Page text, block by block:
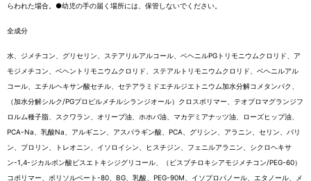
らわれた場合。●幼児の手の届く場所には、保管しないでください。
全成分
水、ジメチコン、グリセリン、ステアリルアルコール、ベヘニルPGトリモニウムクロリド、ア
モジメチコン、ベヘントリモニウムクロリド、ステアルトリモニウムクロリド、ベヘニルアル
コール、エチルヘキサン酸セチル、セテアラミドエチルジエトニウム加水分解コメタンパク、
（加水分解シルク/PGプロピルメチルシランジオール）クロスポリマー、テオブロマグランジフ
ロルム種子脂、スクワラン、オリーブ油、ホホバ油、マカデミアナッツ油、ローズヒップ油、
PCA-Na、乳酸Na、アルギニン、アスパラギン酸、PCA、グリシン、アラニン、セリン、バリ
ン、プロリン、トレオニン、イソロイシン、ヒスチジン、フェニルアラニン、シクロヘキサ
ン-1,4-ジカルボン酸ビスエトキシジグリコール、（ビスブチロキシアモジメチコン/PEG-60）
コポリマー、ポリソルベート-80、BG、乳酸、PEG-90M、イソプロパノール、エタノール、メ